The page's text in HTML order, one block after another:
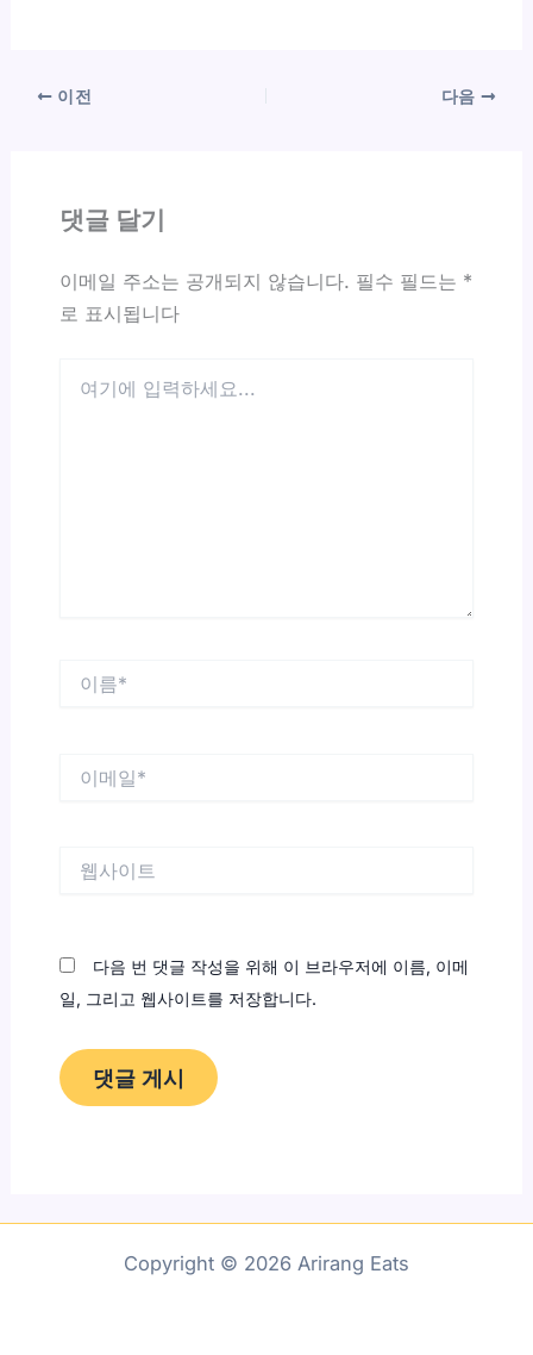
이전 다음
댓글 달기
이메일 주소는 공개되지 않습니다. 필수 필드는 *
로 표시됩니다
다음 번 댓글 작성을 위해 이 브라우저에 이름, 이메
일, 그리고 웹사이트를 저장합니다.
Copyright © 2026 Arirang Eats